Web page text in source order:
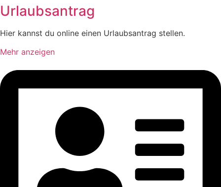
Urlaubsantrag
Hier kannst du online einen Urlaubsantrag stellen.
Mehr anzeigen